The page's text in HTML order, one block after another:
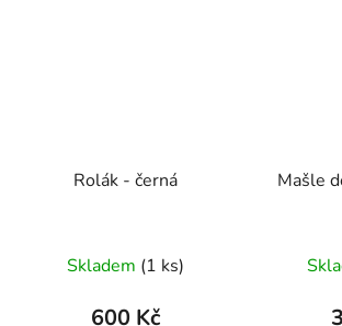
Rolák - černá
Skladem (1 ks)
600 Kč
Mašle